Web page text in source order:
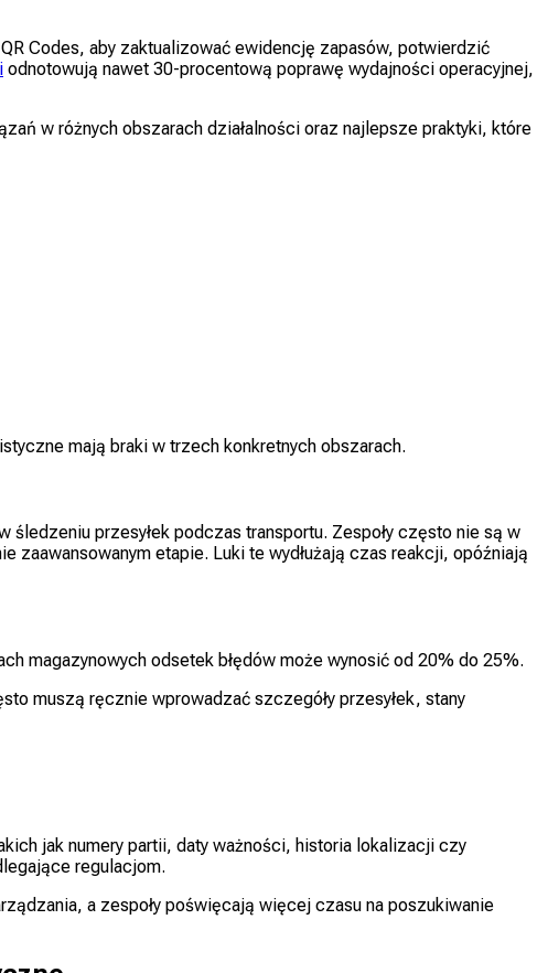
Codes, aby zaktualizować ewidencję zapasów, potwierdzić
odnotowują nawet 30-procentową poprawę wydajności operacyjnej,
w różnych obszarach działalności oraz najlepsze praktyki, które
mają braki w trzech konkretnych obszarach.
przesyłek podczas transportu. Zespoły często nie są w
etapie. Luki te wydłużają czas reakcji, opóźniają
magazynowych odsetek błędów może wynosić od 20% do 25%.
muszą ręcznie wprowadzać szczegóły przesyłek, stany
jak numery partii, daty ważności, historia lokalizacji czy
regulacjom.
a zespoły poświęcają więcej czasu na poszukiwanie